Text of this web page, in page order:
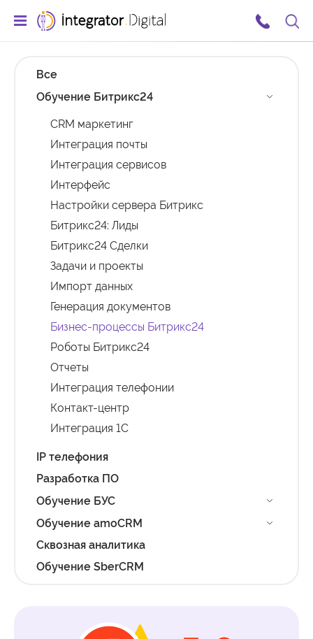
Ссылка на главную страницу
Все
Обучение Битрикс24
CRM маркетинг
Интеграция почты
Интеграция сервисов
Интерфейс
Настройки сервера Битрикс
Битрикс24: Лиды
Битрикс24 Сделки
Задачи и проекты
Импорт данных
Генерация документов
Бизнес-процессы Битрикс24
Роботы Битрикс24
Отчеты
Интеграция телефонии
Контакт-центр
Интеграция 1С
IP телефония
Разработка ПО
Обучение БУС
Обучение amoCRM
Сквозная аналитика
Обучение SberCRM